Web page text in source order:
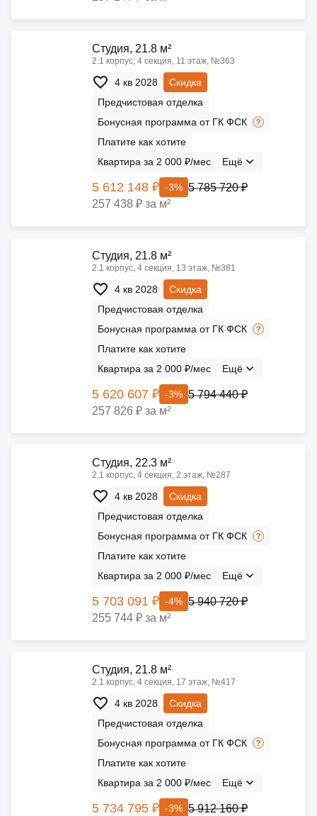
Cтудия, 21.8 м²
2.1 корпус, 4 секция, 11 этаж, №363
4 кв 2028
Скидка
Предчистовая отделка
Бонусная программа от ГК ФСК
Платите как хотите
Квартира за 2 000 ₽/мес
Ещё
5 612 148 ₽ -3% 5 785 720 ₽
257 438 ₽ за м²
Cтудия, 21.8 м²
2.1 корпус, 4 секция, 13 этаж, №381
4 кв 2028
Скидка
Предчистовая отделка
Бонусная программа от ГК ФСК
Платите как хотите
Квартира за 2 000 ₽/мес
Ещё
5 620 607 ₽ -3% 5 794 440 ₽
257 826 ₽ за м²
Cтудия, 22.3 м²
2.1 корпус, 4 секция, 2 этаж, №287
4 кв 2028
Скидка
Предчистовая отделка
Бонусная программа от ГК ФСК
Платите как хотите
Квартира за 2 000 ₽/мес
Ещё
5 703 091 ₽ -4% 5 940 720 ₽
255 744 ₽ за м²
Cтудия, 21.8 м²
2.1 корпус, 4 секция, 17 этаж, №417
4 кв 2028
Скидка
Предчистовая отделка
Бонусная программа от ГК ФСК
Платите как хотите
Квартира за 2 000 ₽/мес
Ещё
5 734 795 ₽ -3% 5 912 160 ₽